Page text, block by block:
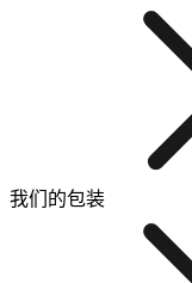
我们的包装